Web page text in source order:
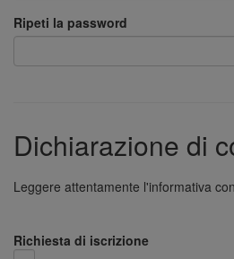
Ripeti la password
Dichiarazione di
Leggere attentamente l'informativa
Richiesta di iscrizione